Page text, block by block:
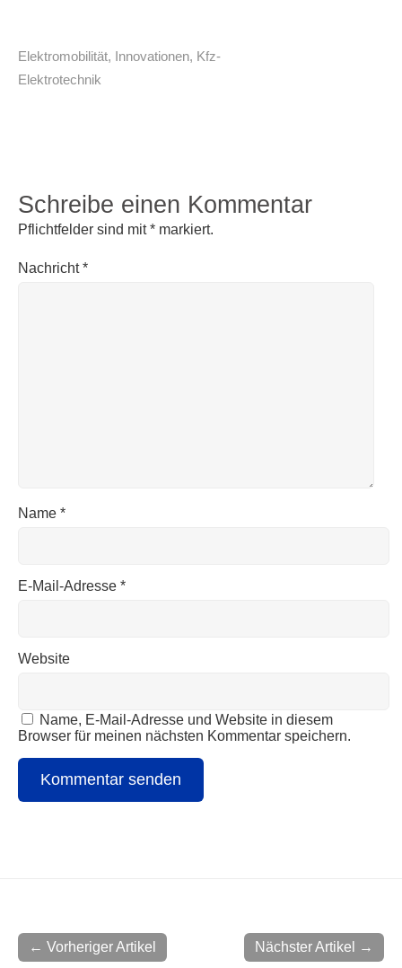
Elektromobilität, Innovationen, Kfz-
Elektrotechnik
Schreibe einen Kommentar
Pflichtfelder sind mit* markiert.
Nachricht*
Name *
E-Mail-Adresse *
Website
Name, E-Mail-Adresse und Website in diesem
Browser für meinen nächsten Kommentar speichern.
Nächster Artikel →
← Vorheriger Artikel